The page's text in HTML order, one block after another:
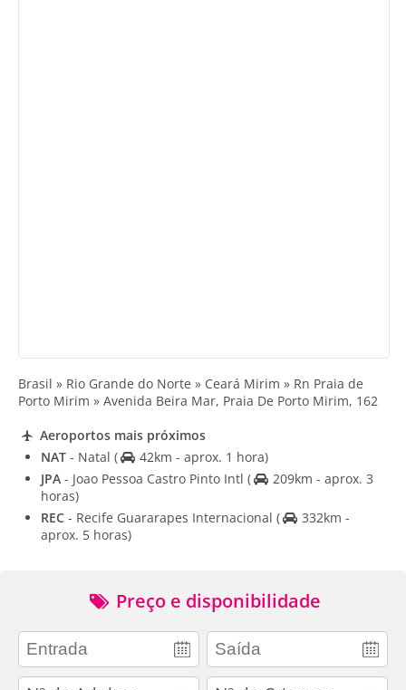
Brasil » Rio Grande do Norte » Ceará Mirim » Rn Praia de
Porto Mirim » Avenida Beira Mar, Praia De Porto Mirim, 162
Aeroportos mais próximos
NAT - Natal (
42km - aprox. 1 hora)
JPA - Joao Pessoa Castro Pinto Intl (
209km - aprox. 3
horas)
REC - Recife Guararapes Internacional (
332km -
aprox. 5 horas)
Preço e disponibilidade
adults children